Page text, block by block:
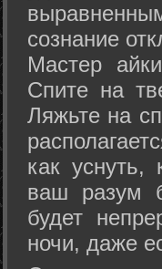
сознание
Мастер
Спите на
Ляжьте на
как уснуть,
ваш разум
будет
ночи, даже